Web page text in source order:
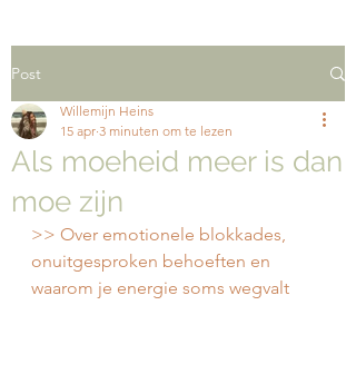
Post
Als moeheid meer is dan
moe zijn
Willemijn Heins
15 apr 3 minuten om te lezen
>> Over emotionele blokkades,
onuitgesproken behoeften en
waarom je energie soms wegvalt